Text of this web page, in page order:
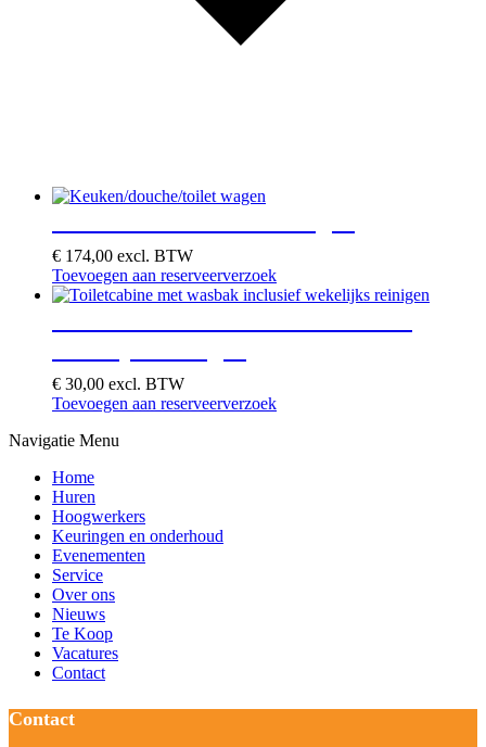
€ 174,00 excl. BTW
Toevoegen aan reserveerverzoek
€ 30,00 excl. BTW
Toevoegen aan reserveerverzoek
Navigatie Menu
Home
Huren
Hoogwerkers
Keuringen en onderhoud
Evenementen
Service
Over ons
Nieuws
Te Koop
Vacatures
Contact
Contact